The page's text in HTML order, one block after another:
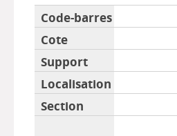
Liste des exemplaires